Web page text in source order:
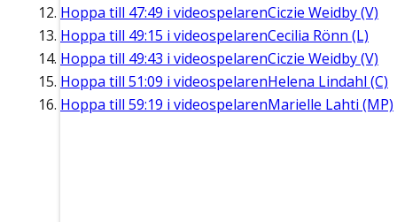
Hoppa till 47:49 i videospelarenCiczie Weidby (V)
Hoppa till 49:15 i videospelarenCecilia Rönn (L)
Hoppa till 49:43 i videospelarenCiczie Weidby (V)
Hoppa till 51:09 i videospelarenHelena Lindahl (C)
Hoppa till 59:19 i videospelarenMarielle Lahti (MP)